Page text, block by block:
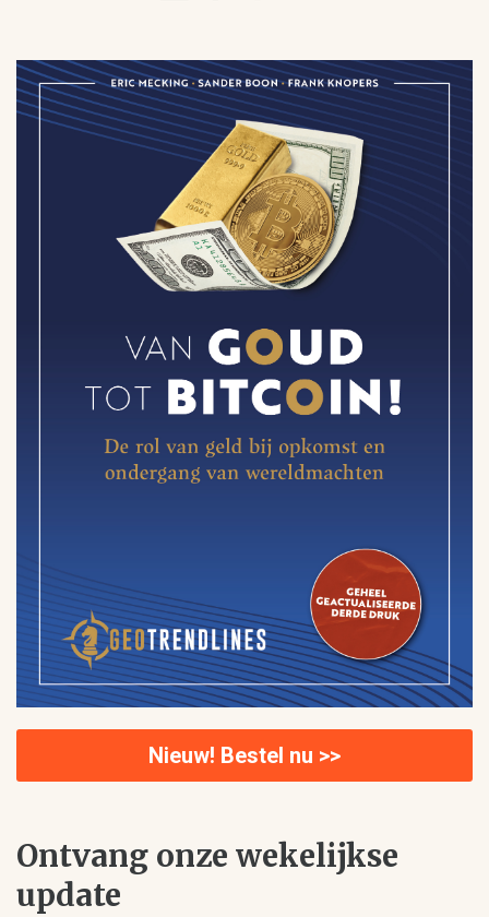
Nieuw! Bestel nu >>
Ontvang onze wekelijkse
update